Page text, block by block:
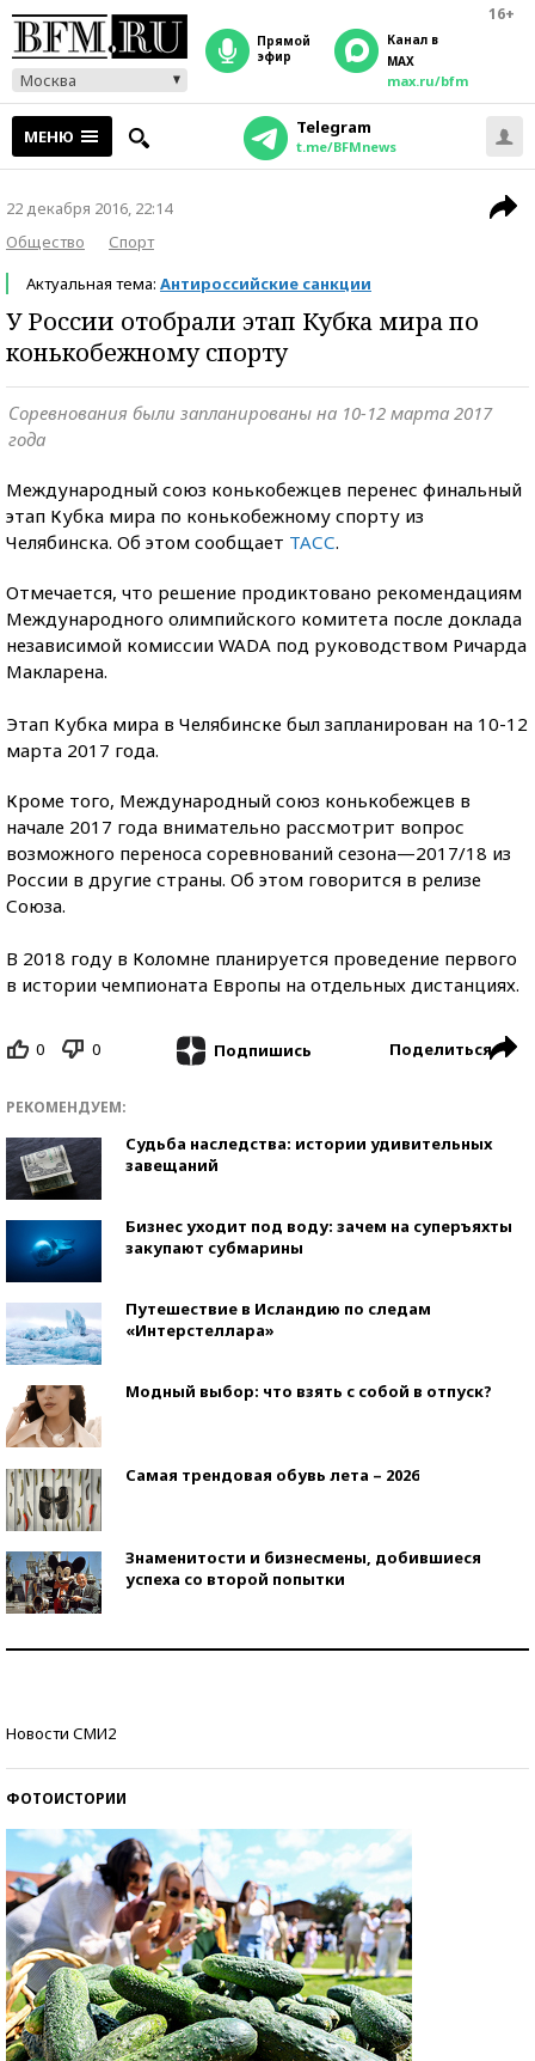
16+
Москва
прямой
эфир
Канал в
MAX
max.ru/bfm
МЕНЮ Telegram
t.me/BFMnews
22 декабря 2016, 22:14
Общество
Спорт
Актуальная тема: Антироссийские санкции
У России отобрали этап Кубка мира по
конькобежному спорту
Соревнования были запланированы на 10-12 марта 2017
года
Международный союз конькобежцев перенес финальный
этап Кубка мира по конькобежному спорту из
Челябинска. Об этом сообщает ТАСС.
Отмечается, что решение продиктовано рекомендациям
Международного олимпийского комитета после доклада
независимой комиссии WADA под руководством Ричарда
Макларена.
Этап Кубка мира в Челябинске был запланирован на 10-12
марта 2017 года.
Кроме того, Международный союз конькобежцев в
начале 2017 года внимательно рассмотрит вопрос
возможного переноса соревнований сезона—2017/18 из
России в другие страны. Об этом говорится в релизе
Союза.
В 2018 году в Коломне планируется проведение первого
в истории чемпионата Европы на отдельных дистанциях.
0 0 Подпишись Поделиться
РЕКОМЕНДУЕМ:
Судьба наследства: истории удивительных
завещаний
Бизнес уходит под воду: зачем на суперъяхты
закупают субмарины
Путешествие в Исландию по следам
«Интерстеллара»
Модный выбор: что взять с собой в отпуск?
Самая трендовая обувь лета – 2026
Знаменитости и бизнесмены, добившиеся
успеха со второй попытки
Новости СМИ2
ФОТОИСТОРИИ